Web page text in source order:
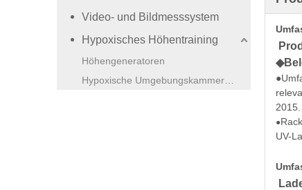
Video- und Bildmesssystem
Hypoxisches Höhentraining
Höhengeneratoren
◆
2015.
●
UV-